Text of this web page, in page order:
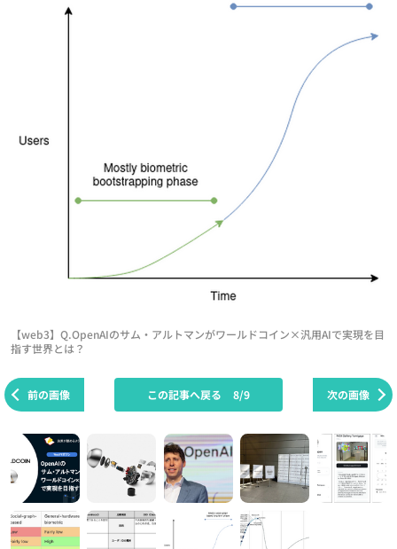
【web3】Q.OpenAIのサム・アルトマンがワールドコイン×汎用AIで実現を目
指す世界とは？
前の画像 次の画像
この記事へ戻る 8/9